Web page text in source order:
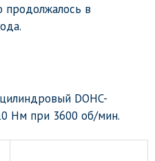
продолжалось в
DOHC-
Нм при 3600 об/мин.